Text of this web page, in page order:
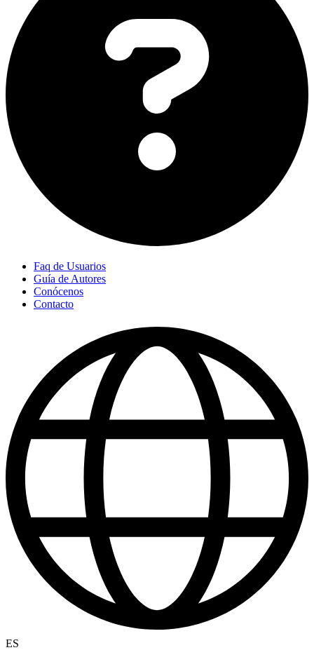
Faq de Usuarios
Guía de Autores
Conócenos
Contacto
ES